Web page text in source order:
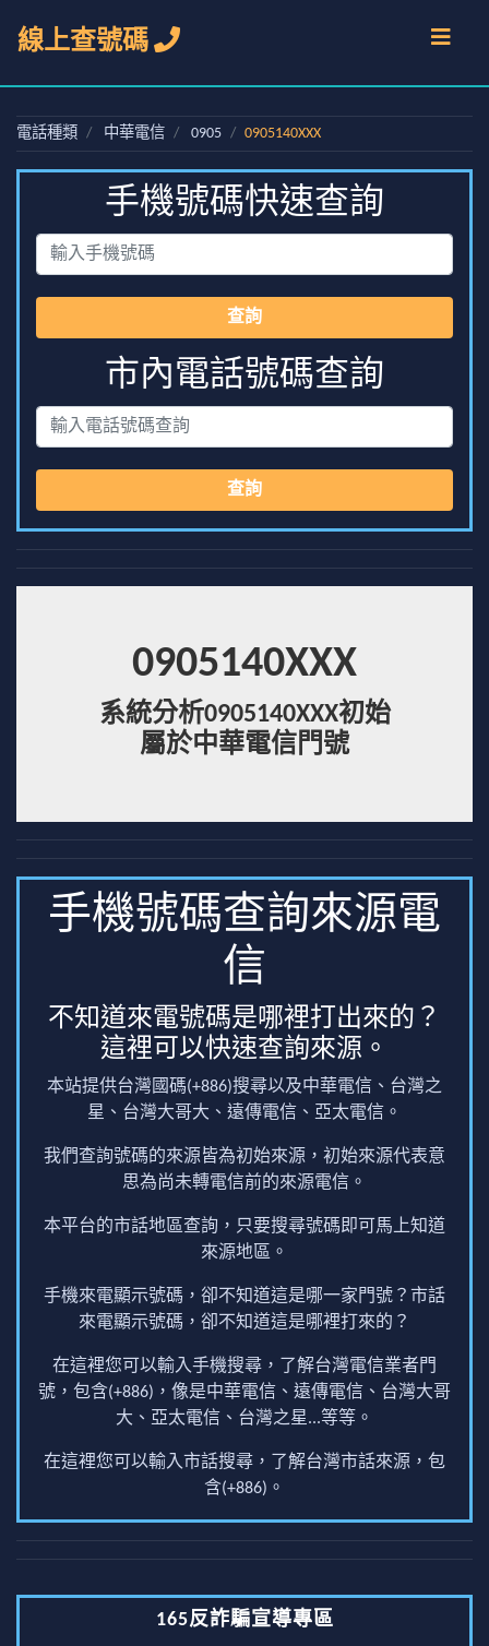
線上查號碼
電話種類 中華電信 0905 0905140XXX
手機號碼快速查詢
查詢
市內電話號碼查詢
查詢
0905140XXX
系統分析0905140XXX初始
屬於中華電信門號
手機號碼查詢來源電
信
不知道來電號碼是哪裡打出來的？
這裡可以快速查詢來源。
本站提供台灣國碼(+886)搜尋以及中華電信、台灣之
星、台灣大哥大、遠傳電信、亞太電信。
我們查詢號碼的來源皆為初始來源，初始來源代表意
思為尚未轉電信前的來源電信。
本平台的市話地區查詢，只要搜尋號碼即可馬上知道
來源地區。
手機來電顯示號碼，卻不知道這是哪一家門號？市話
來電顯示號碼，卻不知道這是哪裡打來的？
在這裡您可以輸入手機搜尋，了解台灣電信業者門
號，包含(+886)，像是中華電信、遠傳電信、台灣大哥
大、亞太電信、台灣之星...等等。
在這裡您可以輸入市話搜尋，了解台灣市話來源，包
含(+886)。
165反詐騙宣導專區